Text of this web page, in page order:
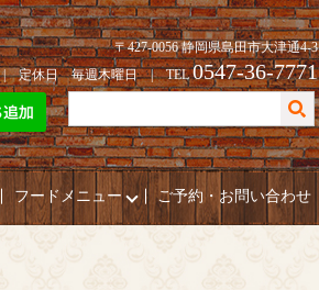
〒427-0056 静岡県島田市大津通4-3
| 定休日 毎週木曜日 | TEL0547-36-7771
フードメニュー ご予約・お問い合わせ